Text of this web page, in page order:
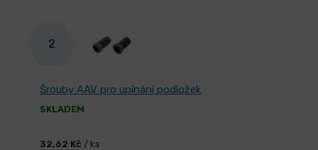
2
Šrouby AAV pro upínání podložek
SKLADEM
32,62 Kč / ks